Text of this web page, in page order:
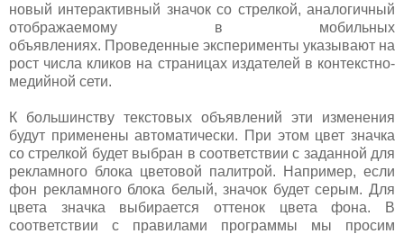
новый интерактивный значок со стрелкой, аналогичный
отображаемому в мобильных
объявлениях. Проведенные эксперименты указывают на
рост числа кликов на страницах издателей в контекстно-
медийной сети.
К большинству текстовых объявлений эти изменения
будут применены автоматически. При этом цвет значка
со стрелкой будет выбран в соответствии с заданной для
рекламного блока цветовой палитрой. Например, если
фон рекламного блока белый, значок будет серым. Для
цвета значка выбирается оттенок цвета фона. В
соответствии с правилами программы мы просим